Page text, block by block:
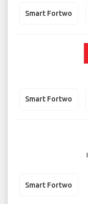
Smart Fortwo
Smart Fortwo
Smart Fortwo